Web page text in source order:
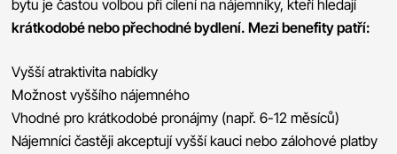
bytu je častou volbou při cílení na nájemníky, kteří hledají
krátkodobé nebo přechodné bydlení. Mezi benefity patří:
Vyšší atraktivita nabídky
Možnost vyššího nájemného
Vhodné pro krátkodobé pronájmy (např. 6-12 měsíců)
Nájemníci častěji akceptují vyšší kauci nebo zálohové platby